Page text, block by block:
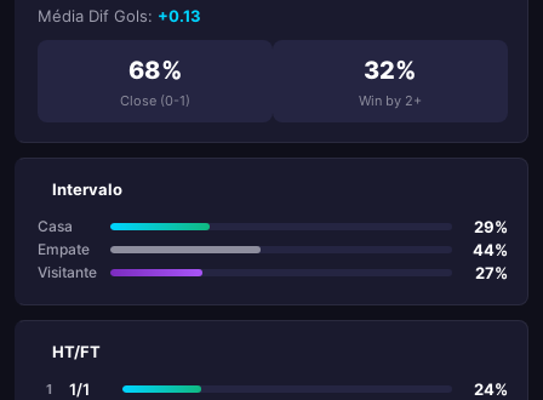
Média Dif Gols: +0.13
68%
Close (0-1)
32%
Win by 2+
Intervalo
Casa 29%
Empate 44%
Visitante 27%
HT/FT
1 1/1 24%